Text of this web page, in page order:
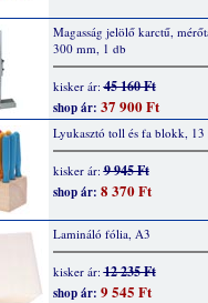
Magasság jelölő karctű,
300 mm, 1 db
kisker ár:45 160 Ft
shop ár: 37 900 Ft
Lyukasztó toll és fa blokk, 13
kisker ár:9 945 Ft
shop ár: 8 370 Ft
Lamináló fólia, A3
kisker ár:12 235 Ft
shop ár: 9 545 Ft